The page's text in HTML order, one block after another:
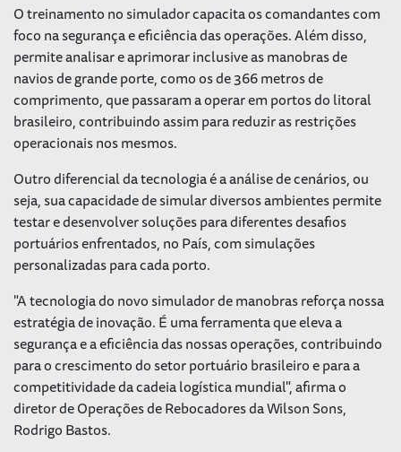
O treinamento no simulador capacita os comandantes com
foco na segurança e eficiência das operações. Além disso,
permite analisar e aprimorar inclusive as manobras de
navios de grande porte, como os de 366 metros de
comprimento, que passaram a operar em portos do litoral
brasileiro, contribuindo assim para reduzir as restrições
operacionais nos mesmos.
Outro diferencial da tecnologia é a análise de cenários, ou
seja, sua capacidade de simular diversos ambientes permite
testar e desenvolver soluções para diferentes desafios
portuários enfrentados, no País, com simulações
personalizadas para cada porto.
"A tecnologia do novo simulador de manobras reforça nossa
estratégia de inovação. É uma ferramenta que eleva a
segurança e a eficiência das nossas operações, contribuindo
para o crescimento do setor portuário brasileiro e para a
competitividade da cadeia logística mundial", afirma o
diretor de Operações de Rebocadores da Wilson Sons,
Rodrigo Bastos.